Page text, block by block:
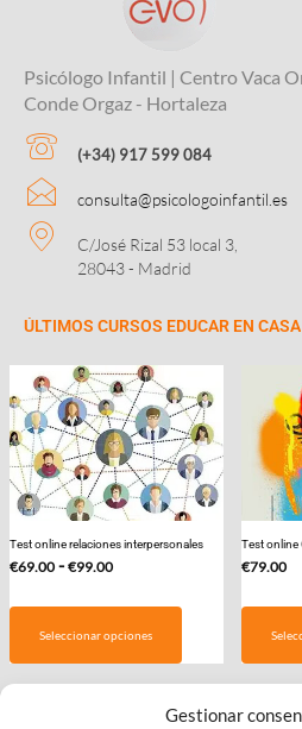
Gestionar
Psicólogo Infantil | Centro Vaca
Conde Orgaz - Hortaleza
(+34) 917 599 084
consulta@psicologoinfantil.es
C/José Rizal 53 local 3,
28043 - Madrid
ÚLTIMOS CURSOS EDUCAR EN CASA
Test online relaciones interpersonales
€69.00 - €99.00Rango
desde
Seleccionar opciones
múltiples
variantes.
Test online
€79.00